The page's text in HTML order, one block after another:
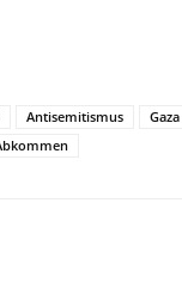
Antisemitismus Gaza